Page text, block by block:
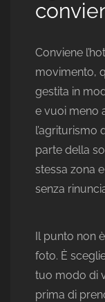
Conviene
movimento,
gestita in
e vuoi meno
l’agriturismo
parte della
stessa zona
senza
Il punto non
foto. È
tuo modo di
prima di